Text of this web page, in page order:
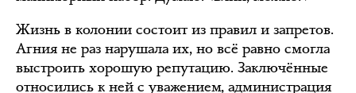
Жизнь в колонии состоит из правил и запретов.
Агния не раз нарушала их, но всё равно смогла
выстроить хорошую репутацию. Заключённые
относились к ней с уважением, администрация